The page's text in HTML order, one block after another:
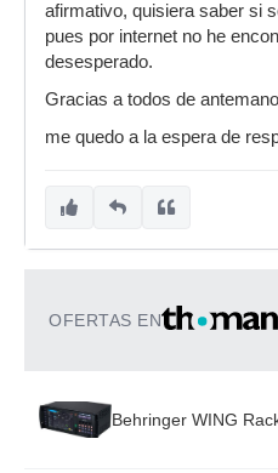
afirmativo, quisiera saber si
pues por internet no he
desesperado.
Gracias a todos de
me quedo a la espera de
OFERTAS EN
Behringer WING